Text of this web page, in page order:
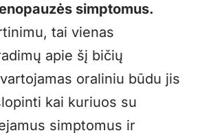
simptomus.
tai vienas
apie šį bičių
oraliniu būdu jis
kai kuriuos su
simptomus ir